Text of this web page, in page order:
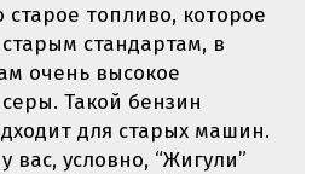
старое топливо, которое
стандартам, в
очень высокое
Такой бензин
для старых машин.
вас, условно, “Жигули”